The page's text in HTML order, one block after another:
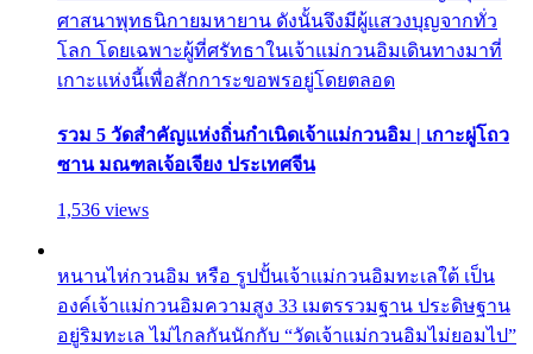
ศาสนาพุทธนิกายมหายาน ดังนั้นจึงมีผู้แสวงบุญจากทั่ว
โลก โดยเฉพาะผู้ที่ศรัทธาในเจ้าแม่กวนอิมเดินทางมาที่
เกาะแห่งนี้เพื่อสักการะขอพรอยู่โดยตลอด
รวม 5 วัดสำคัญแห่งถิ่นกำเนิดเจ้าแม่กวนอิม | เกาะผู่โถว
ซาน มณฑลเจ้อเจียง ประเทศจีน
1,536 views
หนานไห่กวนอิม หรือ รูปปั้นเจ้าแม่กวนอิมทะเลใต้ เป็น
องค์เจ้าแม่กวนอิมความสูง 33 เมตรรวมฐาน ประดิษฐาน
อยู่ริมทะเล ไม่ไกลกันนักกับ “วัดเจ้าแม่กวนอิมไม่ยอมไป”